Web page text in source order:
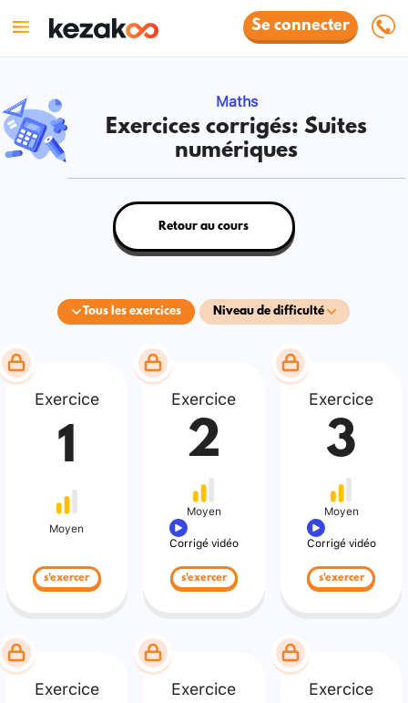
Se connecter
Maths
Exercices corrigés: Suites
numériques
Tous les exercices Niveau de difficulté
Retour au cours
Exercice
1
Moyen
s'exercer
Exercice
2
Moyen
Corrigé vidéo
s'exercer
Exercice
3
Moyen
Corrigé vidéo
s'exercer
Exercice Exercice Exercice